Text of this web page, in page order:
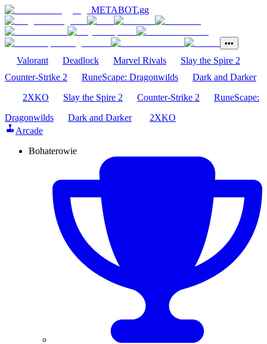
METABOT.gg
•••
Valorant Deadlock Marvel Rivals
Slay the Spire 2
Counter-Strike 2
RuneScape: Dragonwilds
Dark and Darker
2XKO
Slay the Spire 2 Counter-Strike 2
RuneScape:
Dragonwilds
Dark and Darker
2XKO
Arcade
Bohaterowie